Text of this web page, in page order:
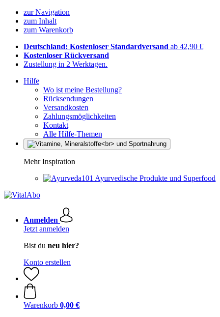
zur Navigation
zum Inhalt
zum Warenkorb
Deutschland: Kostenloser Standardversand ab 42,90 €
Kostenloser Rückversand
Zustellung in 2 Werktagen.
Hilfe
Wo ist meine Bestellung?
Rücksendungen
Versandkosten
Zahlungsmöglichkeiten
Kontakt
Alle Hilfe-Themen
Mehr Inspiration
Ayurvedische Produkte und Superfood
Anmelden
Jetzt anmelden
Bist du neu hier?
Konto erstellen
Warenkorb 0,00 €